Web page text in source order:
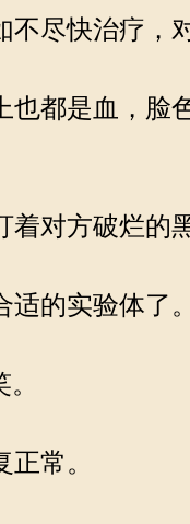
尽快治疗，对
都是血，脸
对方破烂的
的实验体了。
常。